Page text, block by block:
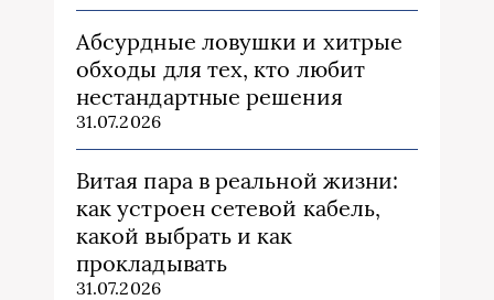
Абсурдные ловушки и хитрые
обходы для тех, кто любит
нестандартные решения
31.07.2026
Витая пара в реальной жизни:
как устроен сетевой кабель,
какой выбрать и как
прокладывать
31.07.2026